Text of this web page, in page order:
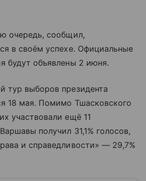
очередь, сообщил,
в своём успехе. Официальные
будут объявлены 2 июня.
тур выборов президента
18 мая. Помимо Тшасковского
участвовали ещё 11
получил 31,1% голосов,
и справедливости» — 29,7%